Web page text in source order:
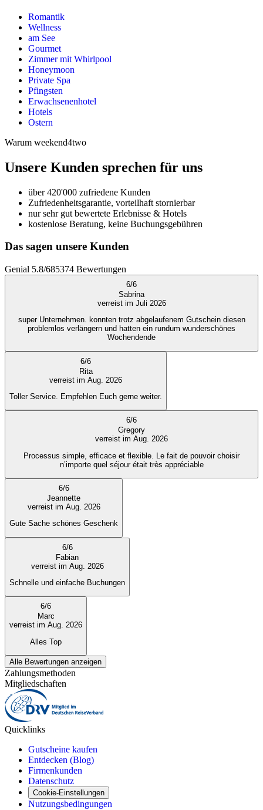
Romantik
Wellness
am See
Gourmet
Zimmer mit Whirlpool
Honeymoon
Private Spa
Pfingsten
Erwachsenenhotel
Hotels
Ostern
Warum weekend4two
Unsere Kunden sprechen für uns
über 420'000 zufriedene Kunden
Zufriedenheitsgarantie, vorteilhaft stornierbar
nur sehr gut bewertete Erlebnisse & Hotels
kostenlose Beratung, keine Buchungsgebühren
Das sagen unsere Kunden
Genial 5.8/685374 Bewertungen
6/6
Sabrina
verreist im Juli 2026
super Unternehmen. konnten trotz abgelaufenem Gutschein diesen
problemlos verlängern und hatten ein rundum wunderschönes
Wochendende
6/6
Rita
verreist im Aug. 2026
Toller Service. Empfehlen Euch gerne weiter.
6/6
Gregory
verreist im Aug. 2026
Processus simple, efficace et flexible. Le fait de pouvoir choisir
n’importe quel séjour était très appréciable
6/6
Jeannette
verreist im Aug. 2026
Gute Sache schönes Geschenk
6/6
Fabian
verreist im Aug. 2026
Schnelle und einfache Buchungen
6/6
Marc
verreist im Aug. 2026
Alles Top
Alle Bewertungen anzeigen
Zahlungsmethoden
Mitgliedschaften
Quicklinks
Gutscheine kaufen
Entdecken (Blog)
Firmenkunden
Datenschutz
Cookie-Einstellungen
Nutzungsbedingungen